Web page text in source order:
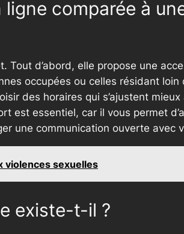
comparée à
d’abord, elle propose une
occupées ou celles résidant loin
des horaires qui s’ajustent
est essentiel, car il vous permet
une communication ouverte avec
violences sexuelles
existe-t-il ?